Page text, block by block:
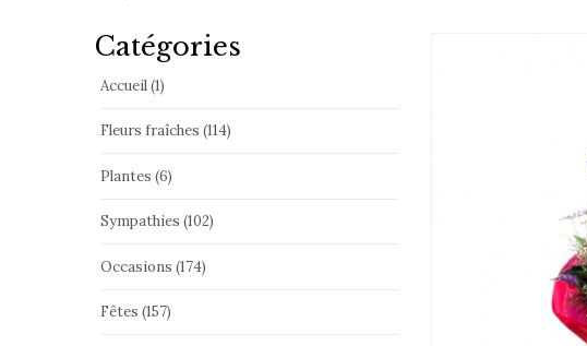
Catégories
Accueil (1)
Fleurs fraîches (114)
Plantes (6)
Sympathies (102)
Occasions (174)
Fêtes (157)